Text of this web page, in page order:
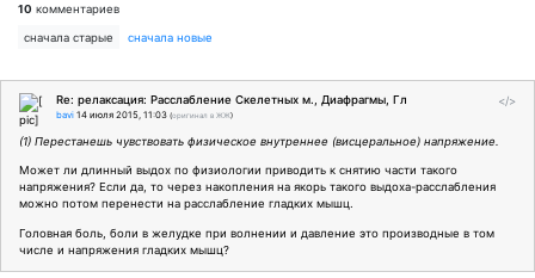
10 комментариев
сначала старые сначала новые
</>
Re: релаксация: Расслабление Скелетных м., Диафрагмы, Гл
bavi 14 июля 2015, 11:03 (оригинал в ЖЖ)
(1) Перестанешь чувствовать физическое внутреннее (висцеральное) напряжение.
Может ли длинный выдох по физиологии приводить к снятию части такого
напряжения? Если да, то через накопления на якорь такого выдоха-расслабления
можно потом перенести на расслабление гладких мышц.
Головная боль, боли в желудке при волнении и давление это производные в том
числе и напряжения гладких мышц?